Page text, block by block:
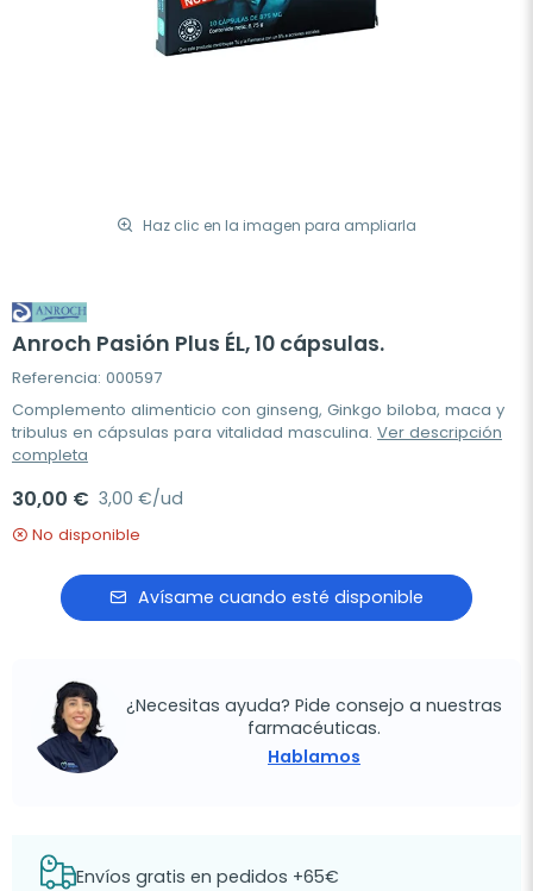
Haz clic en la imagen para ampliarla
Anroch Pasión Plus ÉL, 10 cápsulas.
Referencia: 000597
Complemento alimenticio con ginseng, Ginkgo biloba, maca y
tribulus en cápsulas para vitalidad masculina. Ver descripción
completa
30,00 € 3,00 €/ud
No disponible
Avísame cuando esté disponible
¿Necesitas ayuda? Pide consejo a nuestras
farmacéuticas.
Hablamos
Envíos gratis en pedidos +65€